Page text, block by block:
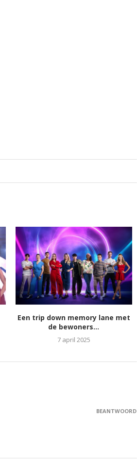
Een trip down memory lane met
de bewoners...
7 april 2025
BEANTWOORD